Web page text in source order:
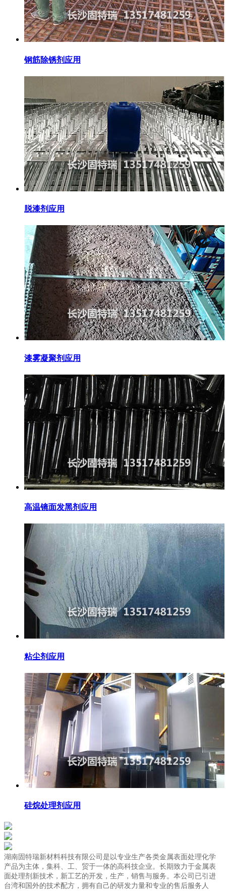
钢筋除锈剂应用
脱漆剂应用
漆雾凝聚剂应用
高温镜面发黑剂应用
粘尘剂应用
硅烷处理剂应用
湖南固特瑞新材料科技有限公司是以专业生产各类金属表面处理化学
产品为主体，集科、工、贸于一体的高科技企业。长期致力于金属表
面处理剂新技术，新工艺的开发，生产，销售与服务。本公司已引进
台湾和国外的技术配方，拥有自己的研发力量和专业的售后服务人